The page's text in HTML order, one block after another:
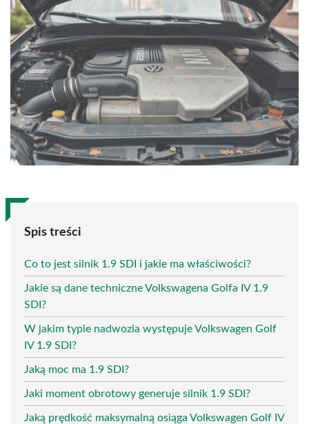
Spis treści
Co to jest silnik 1.9 SDI i jakie ma właściwości?
Jakie są dane techniczne Volkswagena Golfa IV 1.9
SDI?
W jakim typie nadwozia występuje Volkswagen Golf
IV 1.9 SDI?
Jaką moc ma 1.9 SDI?
Jaki moment obrotowy generuje silnik 1.9 SDI?
Jaką prędkość maksymalną osiąga Volkswagen Golf IV